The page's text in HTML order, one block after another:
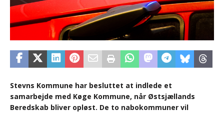
Stevns Kommune har besluttet at indlede et
samarbejde med Køge Kommune, når Østsjællands
Beredskab bliver opløst. De to nabokommuner vil